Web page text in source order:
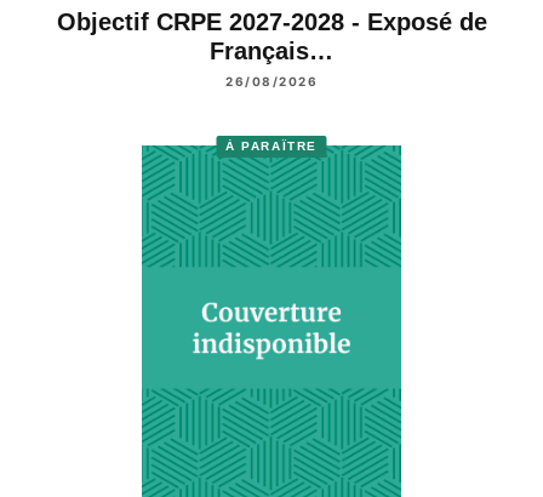
Objectif CRPE 2027-2028 - Exposé de
Français…
26/08/2026
À PARAÎTRE